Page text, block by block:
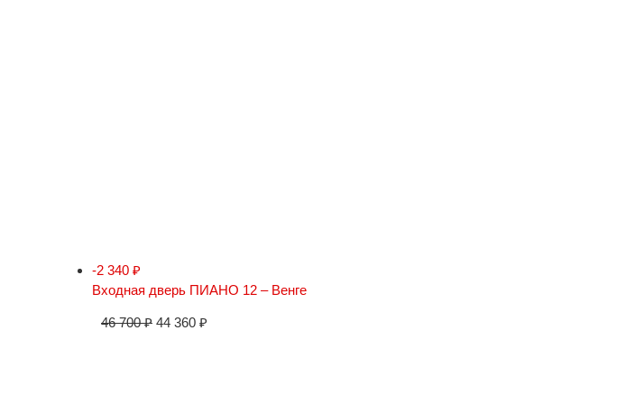
-2 340 ₽
Входная дверь ПИАНО 12 – Венге
46 700₽ 44 360 ₽